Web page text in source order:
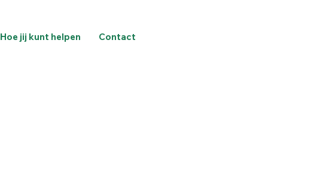
Hoe jij kunt helpen Contact